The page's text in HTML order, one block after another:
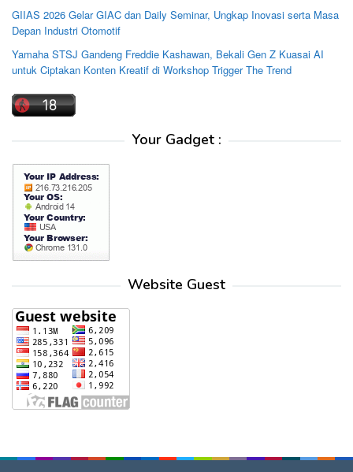
GIIAS 2026 Gelar GIAC dan Daily Seminar, Ungkap Inovasi serta Masa
Depan Industri Otomotif
Yamaha STSJ Gandeng Freddie Kashawan, Bekali Gen Z Kuasai AI
untuk Ciptakan Konten Kreatif di Workshop Trigger The Trend
Your Gadget :
Website Guest